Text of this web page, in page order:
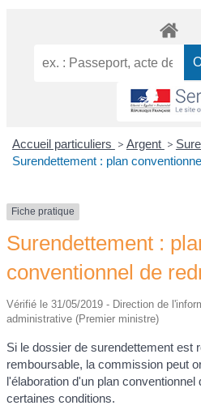
Accueil particuliers > Argent >
Surendettement : plan
Fiche pratique
Surendettement :
conventionnel de
Vérifié le 31/05/2019 - Direction de
administrative (Premier ministre)
Si le dossier de surendettement est
remboursable, la commission peut
l'élaboration d'un plan
certaines conditions.